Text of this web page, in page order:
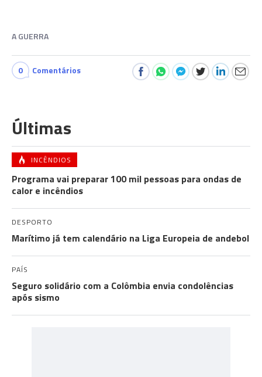
A GUERRA
0 Comentários
Últimas
INCÊNDIOS
Programa vai preparar 100 mil pessoas para ondas de
calor e incêndios
DESPORTO
Marítimo já tem calendário na Liga Europeia de andebol
PAÍS
Seguro solidário com a Colômbia envia condolências
após sismo